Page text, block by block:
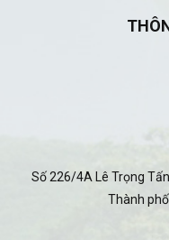
Số 226/4A Lê Trọng
Thành